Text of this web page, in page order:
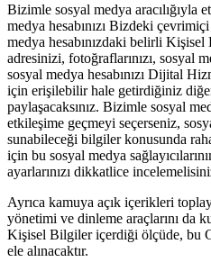
Bizimle sosyal medya aracılığıyla
medya hesabınızı Bizdeki çevrimiçi
medya hesabınızdaki belirli Kişisel
adresinizi, fotoğraflarınızı, sosyal
sosyal medya hesabınızı Dijital
için erişilebilir hale getirdiğiniz
paylaşacaksınız. Bizimle sosyal
etkileşime geçmeyi seçerseniz,
sunabileceği bilgiler konusunda
için bu sosyal medya
ayarlarınızı dikkatlice
Ayrıca kamuya açık içerikleri
yönetimi ve dinleme araçlarını da
Kişisel Bilgiler içerdiği ölçüde, bu
ele alınacaktır.